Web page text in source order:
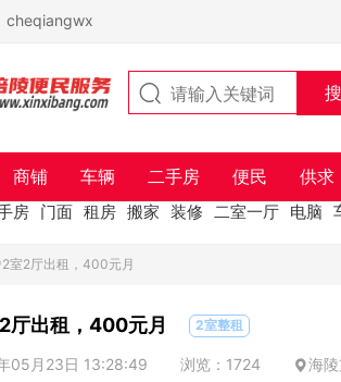
cheqiangwx
商铺 车辆 二手房 便民 供求
房 门面 租房 搬家 装修 二室一厅 电脑
室2厅出租，400元月
厅出租，400元月 2室整租
05月23日 13:28:49 浏览：1724 海